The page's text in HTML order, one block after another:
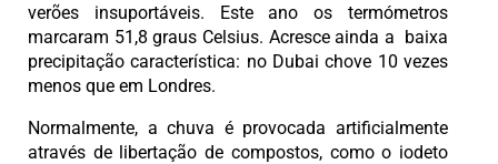
verões insuportáveis. Este ano os termómetros
marcaram 51,8 graus Celsius. Acresce ainda a baixa
precipitação característica: no Dubai chove 10 vezes
menos que em Londres.
Normalmente, a chuva é provocada artificialmente
através de libertação de compostos, como o iodeto